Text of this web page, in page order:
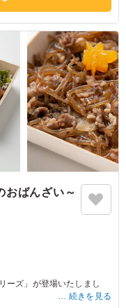
おばんざい～
ーズ」が登場いたしまし
続きを見る